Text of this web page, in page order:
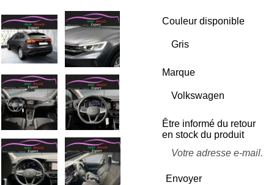
Couleur disponible
Marque
Être informé du retour
en stock du produit
Envoyer